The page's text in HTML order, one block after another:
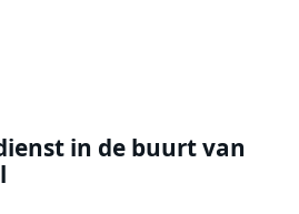
in de buurt van